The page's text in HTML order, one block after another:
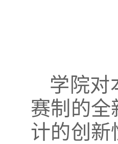
学院对
赛制的全
计的创新